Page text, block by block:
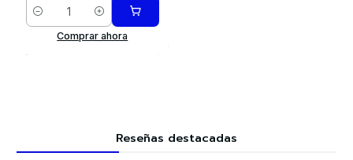
Cantidad
Comprar ahora
Reseñas destacadas